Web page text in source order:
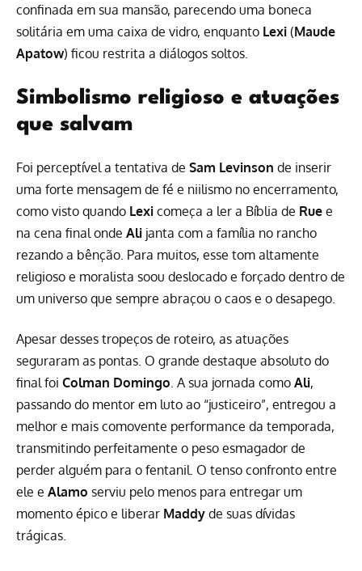
confinada em sua mansão, parecendo uma boneca
solitária em uma caixa de vidro, enquanto Lexi (Maude
Apatow) ficou restrita a diálogos soltos.
Simbolismo religioso e atuações
que salvam
Foi perceptível a tentativa de Sam Levinson de inserir
uma forte mensagem de fé e niilismo no encerramento,
como visto quando Lexi começa a ler a Bíblia de Rue e
na cena final onde Ali janta com a família no rancho
rezando a bênção. Para muitos, esse tom altamente
religioso e moralista soou deslocado e forçado dentro de
um universo que sempre abraçou o caos e o desapego.
Apesar desses tropeços de roteiro, as atuações
seguraram as pontas. O grande destaque absoluto do
final foi Colman Domingo . A sua jornada como Ali,
passando do mentor em luto ao “justiceiro”, entregou a
melhor e mais comovente performance da temporada,
transmitindo perfeitamente o peso esmagador de
perder alguém para o fentanil. O tenso confronto entre
ele e Alamo serviu pelo menos para entregar um
momento épico e liberar Maddy de suas dívidas
trágicas.